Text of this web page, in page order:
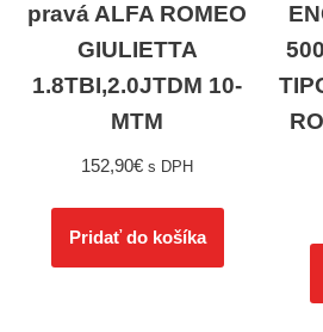
pravá ALFA ROMEO
GIULIETTA
1.8TBI,2.0JTDM 10-
MTM
152,90€ s DPH
Pridať do košíka